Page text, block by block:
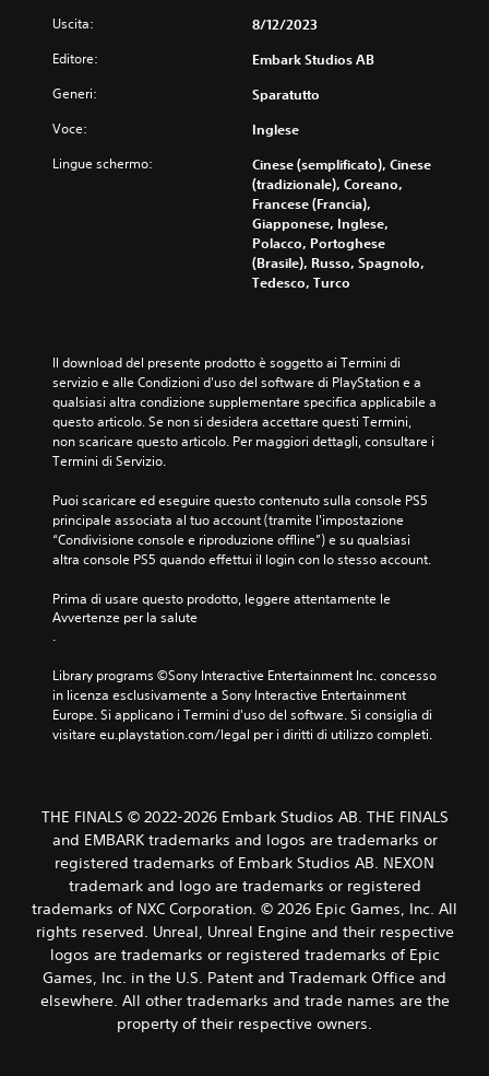
Uscita: 8/12/2023
Editore: Embark Studios AB
Generi: Sparatutto
Voce: Inglese
Lingue schermo:
Cinese (semplificato), Cinese
(tradizionale), Coreano,
Francese (Francia),
Giapponese, Inglese,
Polacco, Portoghese
(Brasile), Russo, Spagnolo,
Tedesco, Turco
Il download del presente prodotto è soggetto ai Termini di
servizio e alle Condizioni d'uso del software di PlayStation e a
qualsiasi altra condizione supplementare specifica applicabile a
questo articolo. Se non si desidera accettare questi Termini,
non scaricare questo articolo. Per maggiori dettagli, consultare i
Termini di Servizio.
Puoi scaricare ed eseguire questo contenuto sulla console PS5
principale associata al tuo account (tramite l'impostazione
“Condivisione console e riproduzione offline”) e su qualsiasi
altra console PS5 quando effettui il login con lo stesso account.
Prima di usare questo prodotto, leggere attentamente le
Avvertenze per la salute
.
Library programs ©Sony Interactive Entertainment Inc. concesso
in licenza esclusivamente a Sony Interactive Entertainment
Europe. Si applicano i Termini d'uso del software. Si consiglia di
visitare eu.playstation.com/legal per i diritti di utilizzo completi.
THE FINALS © 2022-2026 Embark Studios AB. THE FINALS
and EMBARK trademarks and logos are trademarks or
registered trademarks of Embark Studios AB. NEXON
trademark and logo are trademarks or registered
trademarks of NXC Corporation. © 2026 Epic Games, Inc. All
rights reserved. Unreal, Unreal Engine and their respective
logos are trademarks or registered trademarks of Epic
Games, Inc. in the U.S. Patent and Trademark Office and
elsewhere. All other trademarks and trade names are the
property of their respective owners.